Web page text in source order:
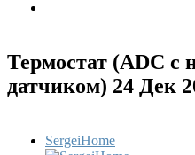
Термостат (ADC с
датчиком) 24 Дек
SergeiHome